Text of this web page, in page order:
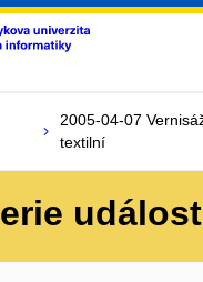
2005-04-07
textilní